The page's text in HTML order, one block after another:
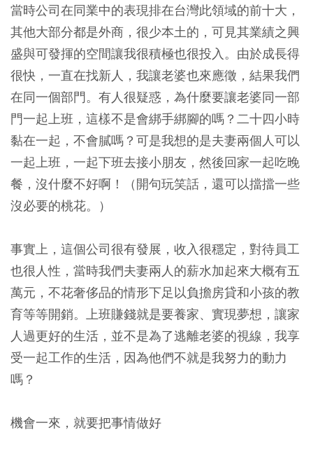
當時公司在同業中的表現排在台灣此領域的前十大，
其他大部分都是外商，很少本土的，可見其業績之興
盛與可發揮的空間讓我很積極也很投入。由於成長得
很快，一直在找新人，我讓老婆也來應徵，結果我們
在同一個部門。有人很疑惑，為什麼要讓老婆同一部
門一起上班，這樣不是會綁手綁腳的嗎？二十四小時
黏在一起，不會膩嗎？可是我想的是夫妻兩個人可以
一起上班，一起下班去接小朋友，然後回家一起吃晚
餐，沒什麼不好啊！（開句玩笑話，還可以擋擋一些
沒必要的桃花。）
事實上，這個公司很有發展，收入很穩定，對待員工
也很人性，當時我們夫妻兩人的薪水加起來大概有五
萬元，不花奢侈品的情形下足以負擔房貸和小孩的教
育等等開銷。上班賺錢就是要養家、實現夢想，讓家
人過更好的生活，並不是為了逃離老婆的視線，我享
受一起工作的生活，因為他們不就是我努力的動力
嗎？
機會一來，就要把事情做好